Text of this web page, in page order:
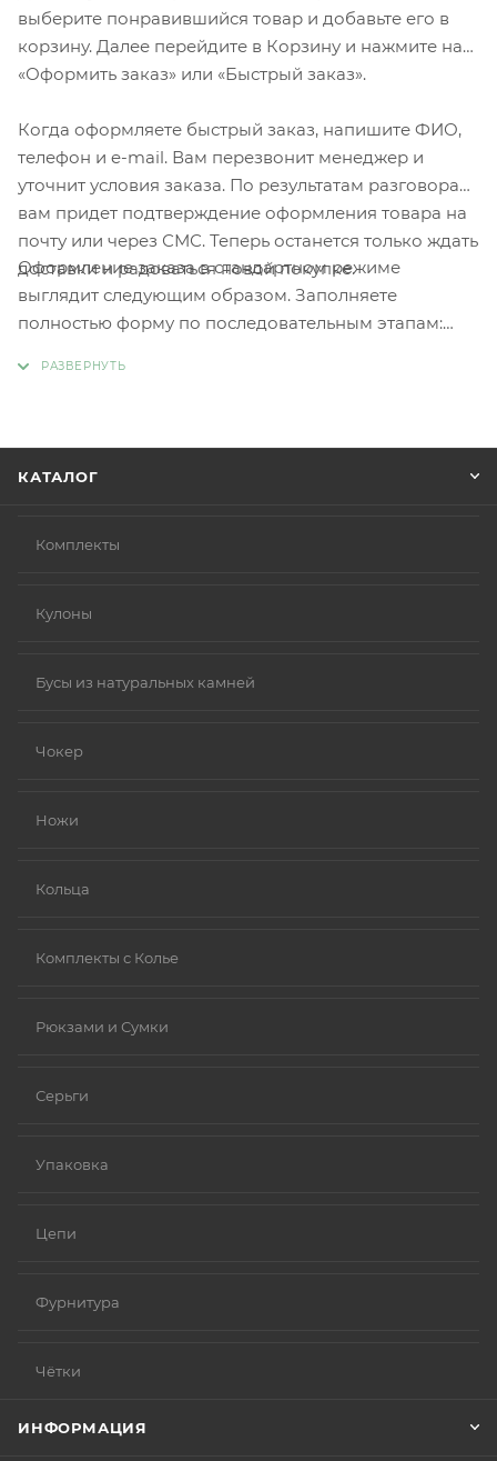
выберите понравившийся товар и добавьте его в
корзину. Далее перейдите в Корзину и нажмите на
«Оформить заказ» или «Быстрый заказ».
Когда оформляете быстрый заказ, напишите ФИО,
телефон и e-mail. Вам перезвонит менеджер и
уточнит условия заказа. По результатам разговора
вам придет подтверждение оформления товара на
почту или через СМС. Теперь останется только ждать
доставки и радоваться новой покупке.
Оформление заказа в стандартном режиме
выглядит следующим образом. Заполняете
полностью форму по последовательным этапам:
КАТАЛОГ
Комплекты
Кулоны
Бусы из натуральных камней
Чокер
Ножи
Кольца
Комплекты с Колье
Рюкзами и Сумки
Серьги
Упаковка
Цепи
Фурнитура
Чётки
ИНФОРМАЦИЯ